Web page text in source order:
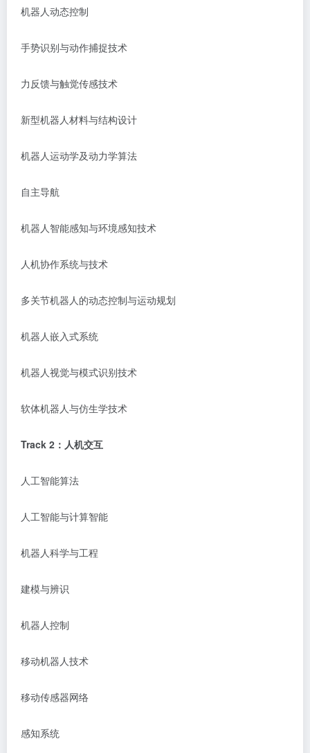
机器人动态控制
手势识别与动作捕捉技术
力反馈与触觉传感技术
新型机器人材料与结构设计
机器人运动学及动力学算法
自主导航
机器人智能感知与环境感知技术
人机协作系统与技术
多关节机器人的动态控制与运动规划
机器人嵌入式系统
机器人视觉与模式识别技术
软体机器人与仿生学技术
Track 2 ： 人机交互
人工智能算法
人工智能与计算智能
机器人科学与工程
建模与辨识
机器人控制
移动机器人技术
移动传感器网络
感知系统